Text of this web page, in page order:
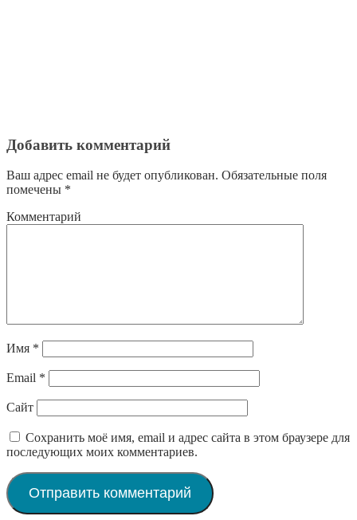
Добавить комментарий
Ваш адрес email не будет опубликован. Обязательные поля
помечены *
Комментарий
Имя *
Email *
Сайт
Сохранить моё имя, email и адрес сайта в этом браузере для
последующих моих комментариев.